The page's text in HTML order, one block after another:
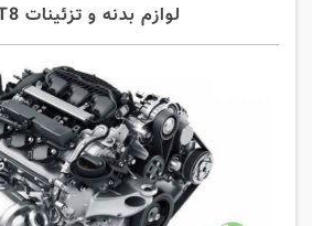
لوازم بدنه و تزئینات KMC T8